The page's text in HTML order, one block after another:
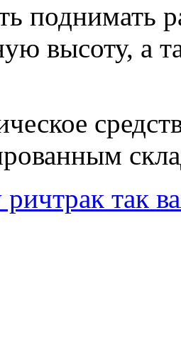
поднимать
высоту, а